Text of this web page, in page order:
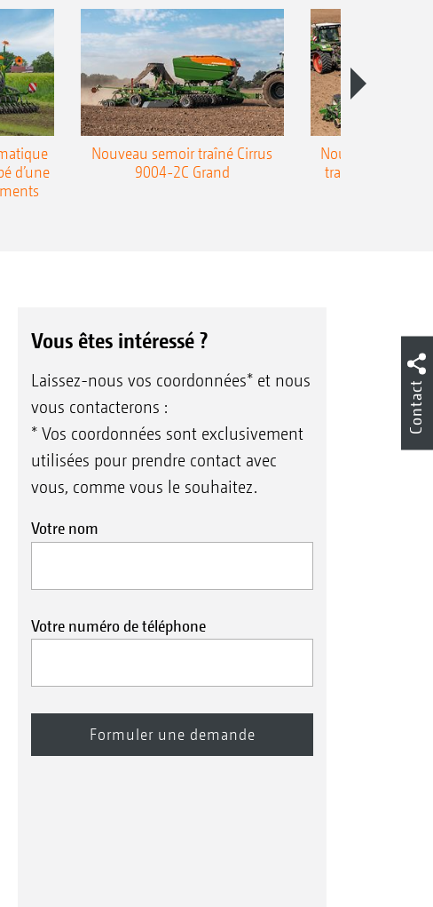
d’une
Nouveau semoir traîné Cirrus
9004-2C Grand
Nouveau semoir
traîné Precea-
Vous êtes intéressé ?
Laissez-nous vos coordonnées* et nous
vous contacterons :
* Vos coordonnées sont exclusivement
utilisées pour prendre contact avec
vous, comme vous le souhaitez.
Votre nom
Votre numéro de téléphone
Contact